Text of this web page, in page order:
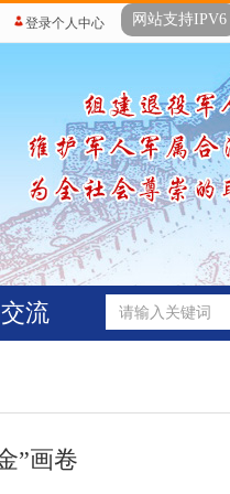
登录个人中心 网站支持IPV6
流
”画卷